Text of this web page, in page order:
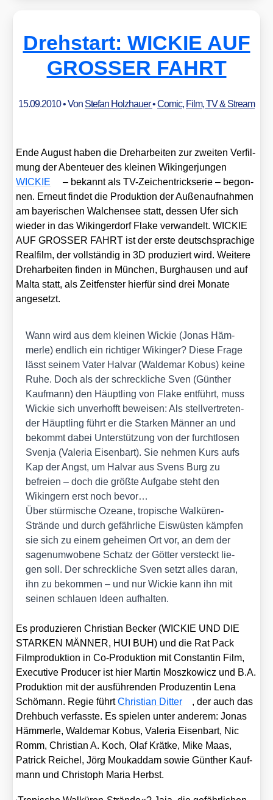
Drehstart: WICKIE AUF
GROSSER FAHRT
15.09.2010• Von Stefan Holzhauer•Comic, Film, TV & Stream
Ende August haben die Dreh­ar­bei­ten zur zwei­ten Ver­fil­
mung der Aben­teu­er des klei­nen Wikin­ger­jun­gen
WICKIE
– bekannt als TV-Zei­chen­trick­se­rie – begon­
nen. Erneut fin­det die Pro­duk­ti­on der Außen­auf­nah­men
am baye­ri­schen Wal­chen­see statt, des­sen Ufer sich
wie­der in das Wikin­ger­dorf Fla­ke ver­wan­delt. WICKIE
AUF GROSSER FAHRT ist der ers­te deutsch­spra­chi­ge
Real­film, der voll­stän­dig in 3D pro­du­ziert wird. Wei­te­re
Dreh­ar­bei­ten fin­den in Mün­chen, Burg­hau­sen und auf
Mal­ta statt, als Zeit­fens­ter hier­für sind drei Mona­te
ange­setzt.
Wann wird aus dem klei­nen Wickie (Jonas Häm­
mer­le) end­lich ein rich­ti­ger Wikin­ger? Die­se Fra­ge
lässt sei­nem Vater Hal­var (Wal­de­mar Kobus) kei­ne
Ruhe. Doch als der schreck­li­che Sven (Gün­ther
Kauf­mann) den Häupt­ling von Fla­ke ent­führt, muss
Wickie sich unver­hofft bewei­sen: Als stell­ver­tre­ten­
der Häupt­ling führt er die Star­ken Män­ner an und
bekommt dabei Unter­stüt­zung von der furcht­lo­sen
Sven­ja (Vale­ria Eisen­bart). Sie neh­men Kurs aufs
Kap der Angst, um Hal­var aus Svens Burg zu
befrei­en – doch die größ­te Auf­ga­be steht den
Wikin­gern erst noch bevor…
Über stür­mi­sche Ozea­ne, tro­pi­sche Wal­kü­ren-
Strän­de und durch gefähr­li­che Eis­wüs­ten kämp­fen
sie sich zu einem gehei­men Ort vor, an dem der
sagen­um­wo­be­ne Schatz der Göt­ter ver­steckt lie­
gen soll. Der schreck­li­che Sven setzt alles dar­an,
ihn zu bekom­men – und nur Wickie kann ihn mit
sei­nen schlau­en Ideen auf­hal­ten.
Es pro­du­zie­ren Chris­ti­an Becker (WICKIE UND DIE
STARKEN MÄNNER, HUI BUH) und die Rat Pack
Film­pro­duk­ti­on in Co-Pro­duk­ti­on mit Con­stan­tin Film,
Exe­cu­ti­ve Pro­du­cer ist hier Mar­tin Mosz­ko­wicz und B.A.
Pro­duk­ti­on mit der aus­füh­ren­den Pro­du­zen­tin Lena
Schö­mann. Regie führtChris­ti­an Dit­ter
, der auch das
Dreh­buch ver­fass­te. Es spie­len unter ande­rem: Jonas
Häm­mer­le, Wal­de­mar Kobus, Vale­ria Eisen­bart, Nic
Romm, Chris­ti­an A. Koch, Olaf Krät­ke, Mike Maas,
Patrick Rei­chel, Jörg Mouk­ad­dam sowie Gün­ther Kauf­
mann und Chris­toph Maria Herbst.